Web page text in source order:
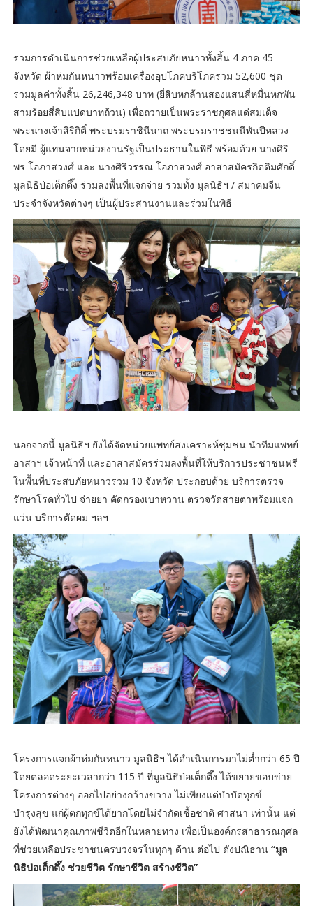
รวมการดำเนินการช่วยเหลือผู้ประสบภัยหนาวทั้งสิ้น 4 ภาค 45
จังหวัด ผ้าห่มกันหนาวพร้อมเครื่องอุปโภคบริโภครวม 52,600 ชุด
รวมมูลค่าทั้งสิ้น 26,246,348 บาท (ยี่สิบหกล้านสองแสนสี่หมื่นหกพัน
สามร้อยสี่สิบแปดบาทถ้วน) เพื่อถวายเป็นพระราชกุศลแด่สมเด็จ
พระนางเจ้าสิริกิติ์ พระบรมราชินีนาถ พระบรมราชชนนีพันปีหลวง
โดยมี ผู้แทนจากหน่วยงานรัฐเป็นประธานในพิธี พร้อมด้วย นางศิริ
พร โอภาสวงศ์ และ นางศิริวรรณ โอภาสวงศ์ อาสาสมัครกิตติมศักดิ์
มูลนิธิป่อเต็กตึ๊ง ร่วมลงพื้นที่แจกจ่าย รวมทั้ง มูลนิธิฯ / สมาคมจีน
ประจำจังหวัดต่างๆ เป็นผู้ประสานงานและร่วมในพิธี
นอกจากนี้ มูลนิธิฯ ยังได้จัดหน่วยแพทย์สงเคราะห์ชุมชน นำทีมแพทย์
อาสาฯ เจ้าหน้าที่ และอาสาสมัครร่วมลงพื้นที่ให้บริการประชาชนฟรี
ในพื้นที่ประสบภัยหนาวรวม 10 จังหวัด ประกอบด้วย บริการตรวจ
รักษาโรคทั่วไป จ่ายยา คัดกรองเบาหวาน ตรวจวัดสายตาพร้อมแจก
แว่น บริการตัดผม ฯลฯ
โครงการแจกผ้าห่มกันหนาว มูลนิธิฯ ได้ดำเนินการมาไม่ต่ำกว่า 65 ปี
โดยตลอดระยะเวลากว่า 115 ปี ที่มูลนิธิป่อเต็กตึ๊ง ได้ขยายขอบข่าย
โครงการต่างๆ ออกไปอย่างกว้างขวาง ไม่เพียงแต่บำบัดทุกข์
บำรุงสุข แก่ผู้ตกทุกข์ได้ยากโดยไม่จำกัดเชื้อชาติ ศาสนา เท่านั้น แต่
ยังได้พัฒนาคุณภาพชีวิตอีกในหลายทาง เพื่อเป็นองค์กรสาธารณกุศล
ที่ช่วยเหลือประชาชนครบวงจรในทุกๆ ด้าน ต่อไป ดังปณิธาน “มูล
นิธิป่อเต็กตึ๊ง ช่วยชีวิต รักษาชีวิต สร้างชีวิต”